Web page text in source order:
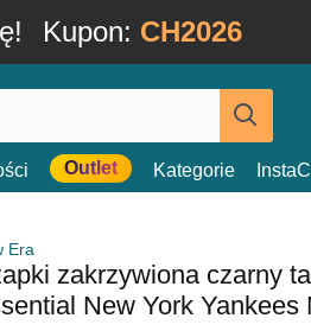
Kupon: CH2026
Outlet Kategorie
Era
zakrzywiona czarny
New York Yankees